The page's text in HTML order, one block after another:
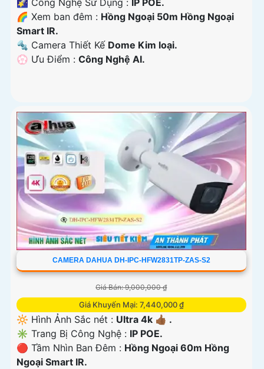
🌠 Công Nghệ Sử Dụng : IP POE.
🌈 Xem ban đêm : Hồng Ngoại 50m Hồng Ngoại
Smart IR.
🔩 Camera Thiết Kế Dome Kim loại.
️💮 Ưu Điểm : Công Nghệ AI.
CAMERA DAHUA DH-IPC-HFW2831TP-ZAS-S2
Giá Bán: 9,000,000 ₫
Giá Khuyến Mại: 7,440,000 ₫
🔆 Hình Ảnh Sắc nét : Ultra 4k 👍🏾 .
✳️ Trang Bị Công Nghệ : IP POE.
🔴 Tầm Nhìn Ban Đêm : Hồng Ngoại 60m Hồng
Ngoại Smart IR.